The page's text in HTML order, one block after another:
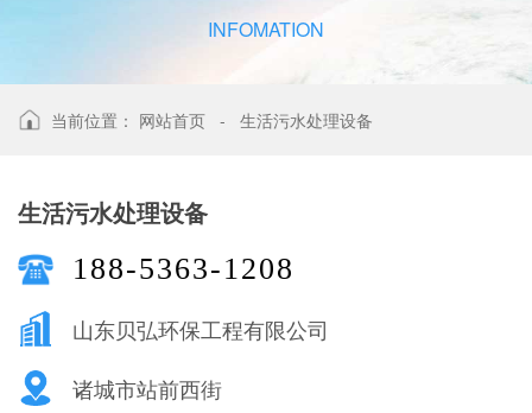
INFOMATION
当前位置： 网站首页 - 生活污水处理设备
生活污水处理设备
188-5363-1208
山东贝弘环保工程有限公司
诸城市站前西街